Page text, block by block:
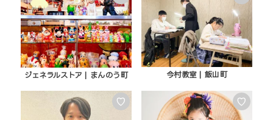
ジェネラルストア | まんのう町 今村教室 | 飯山町
♡ ♡